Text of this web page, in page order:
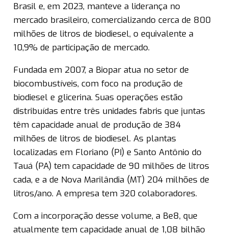
Brasil e, em 2023, manteve a liderança no
mercado brasileiro, comercializando cerca de 800
milhões de litros de biodiesel, o equivalente a
10,9% de participação de mercado.
Fundada em 2007, a Biopar atua no setor de
biocombustíveis, com foco na produção de
biodiesel e glicerina. Suas operações estão
distribuídas entre três unidades fabris que juntas
têm capacidade anual de produção de 384
milhões de litros de biodiesel. As plantas
localizadas em Floriano (PI) e Santo Antônio do
Tauá (PA) tem capacidade de 90 milhões de litros
cada, e a de Nova Marilândia (MT) 204 milhões de
litros/ano. A empresa tem 320 colaboradores.
Com a incorporação desse volume, a Be8, que
atualmente tem capacidade anual de 1,08 bilhão